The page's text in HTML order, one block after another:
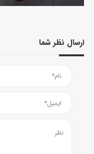
ارسال نظر شما